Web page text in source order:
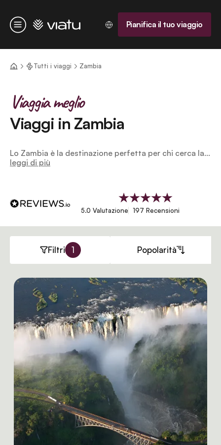
Menu
Homepage Pianifica il tuo viaggio
Tutti i viaggi Zambia
Viaggi in Zambia
Viaggia meglio
Lo Zambia è la destinazione perfetta per chi cerca la...
leggi di più
5.0 Valutazione 197 Recensioni
Filtri 1 Popolarità